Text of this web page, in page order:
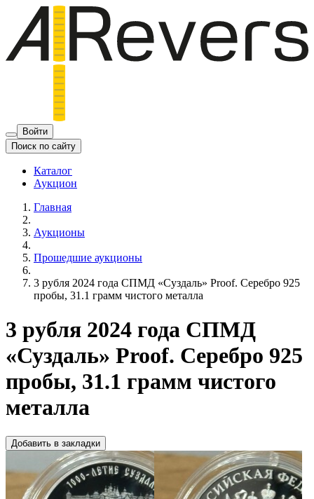
Войти
Поиск по сайту
Каталог
Аукцион
Главная
Аукционы
Прошедшие аукционы
3 рубля 2024 года СПМД «Суздаль» Proof. Серебро 925
пробы, 31.1 грамм чистого металла
3 рубля 2024 года СПМД
«Суздаль» Proof. Серебро 925
пробы, 31.1 грамм чистого
металла
Добавить в закладки